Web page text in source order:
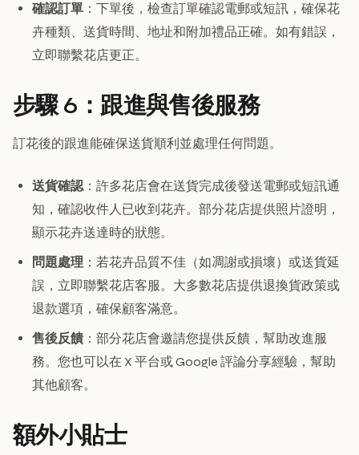
確認訂單 ：下單後，檢查訂單確認電郵或短訊，確保花
卉種類、送貨時間、地址和附加禮品正確。如有錯誤，
立即聯繫花店更正。
步驟 6：跟進與售後服務
訂花後的跟進能確保送貨順利並處理任何問題。
送貨確認：許多花店會在送貨完成後發送電郵或短訊通
知，確認收件人已收到花卉。部分花店提供照片證明，
顯示花卉送達時的狀態。
問題處理 ：若花卉品質不佳（如凋謝或損壞）或送貨延
誤，立即聯繫花店客服。大多數花店提供退換貨政策或
退款選項，確保顧客滿意。
售後反饋 ：部分花店會邀請您提供反饋，幫助改進服
務。您也可以在 X 平台或 Google 評論分享經驗，幫助
其他顧客。
額外小貼士